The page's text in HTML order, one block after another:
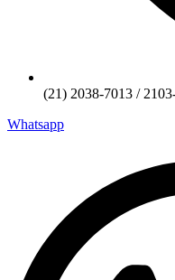
(21) 2038-7013 /
Whatsapp